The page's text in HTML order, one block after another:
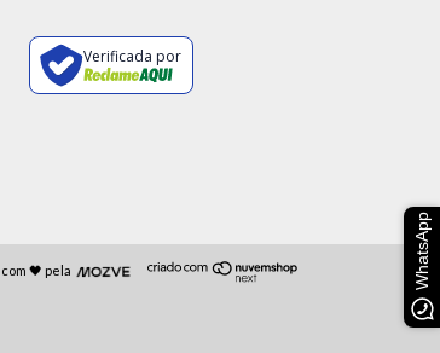
WhatsApp
Verificada por
🖤 pela